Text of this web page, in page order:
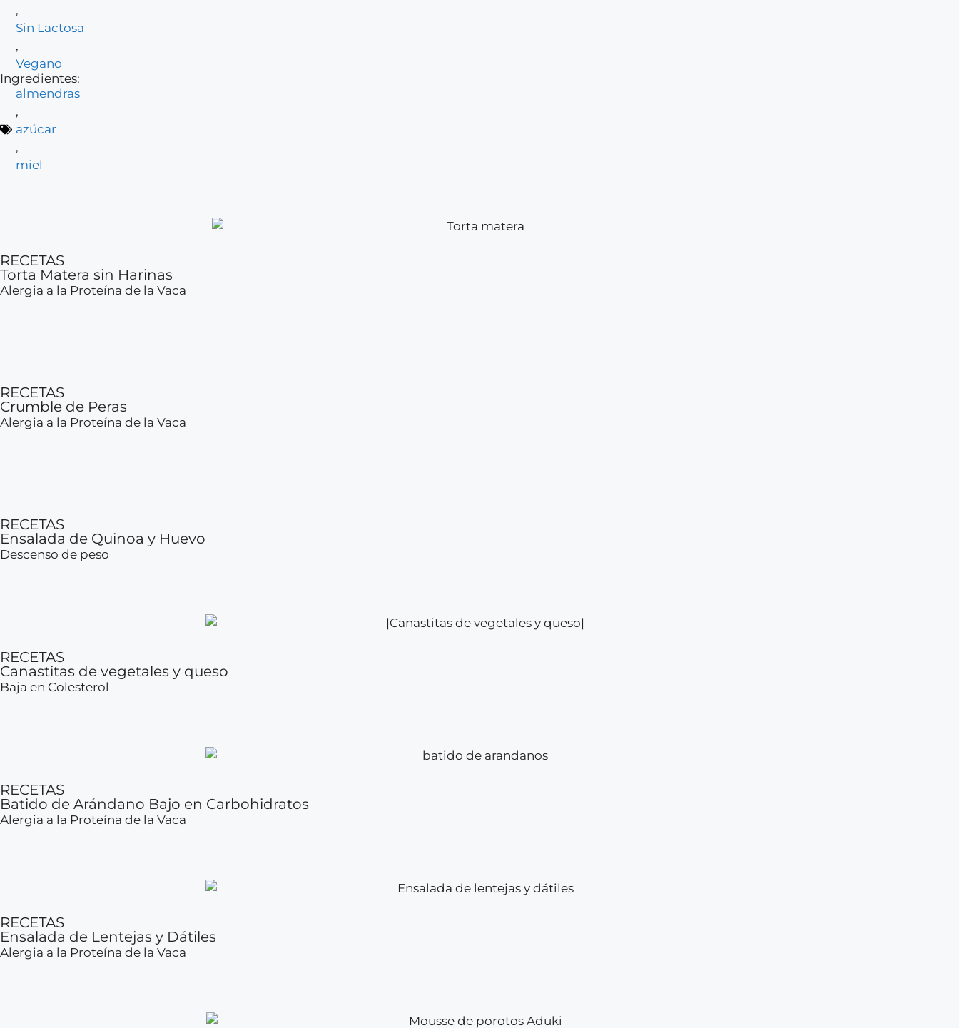
,
Sin Lactosa
,
Vegano
Ingredientes:
almendras
,
azúcar
,
miel
RECETAS
Torta Matera sin Harinas
Alergia a la Proteína de la Vaca
RECETAS
Crumble de Peras
Alergia a la Proteína de la Vaca
RECETAS
Ensalada de Quinoa y Huevo
Descenso de peso
RECETAS
Canastitas de vegetales y queso
Baja en Colesterol
RECETAS
Batido de Arándano Bajo en Carbohidratos
Alergia a la Proteína de la Vaca
RECETAS
Ensalada de Lentejas y Dátiles
Alergia a la Proteína de la Vaca